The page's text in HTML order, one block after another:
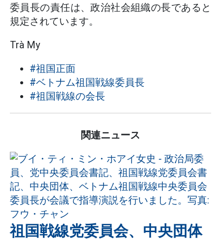
委員長の責任は、政治社会組織の長であると
規定されています。
Trà My
#祖国正面
#ベトナム祖国戦線委員長
#祖国戦線の会長
関連ニュース
祖国戦線党委員会、中央団体